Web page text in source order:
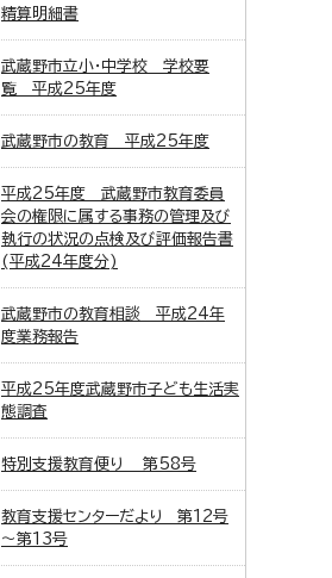
精算明細書
武蔵野市立小・中学校 学校要
覧 平成25年度
武蔵野市の教育 平成25年度
平成25年度 武蔵野市教育委員
会の権限に属する事務の管理及び
執行の状況の点検及び評価報告書
(平成24年度分)
武蔵野市の教育相談 平成24年
度業務報告
平成25年度武蔵野市子ども生活実
態調査
特別支援教育便り 第58号
教育支援センターだより 第12号
～第13号